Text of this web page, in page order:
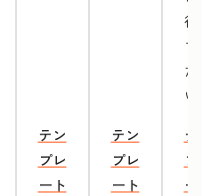
テン
プレ
ート
テン
プレ
ート
役